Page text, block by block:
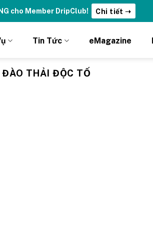
cho Member DripClub! Chi tiết ➝
Tin Tức eMagazine
ĐÀO THẢI ĐỘC TỐ